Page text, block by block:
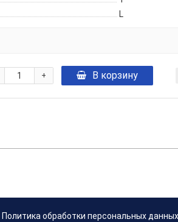
L
+ В корзину
Политика обработки персональных данных